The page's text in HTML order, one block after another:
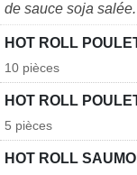
de sauce soja salée.
HOT ROLL
10 pièces
HOT ROLL
5 pièces
HOT ROLL